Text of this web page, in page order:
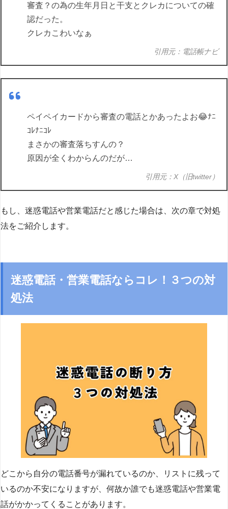
審査？の為の生年月日と干支とクレカについての確
認だった。
クレカこわいなぁ
引用元：電話帳ナビ
ペイペイカードから審査の電話とかあったよお😂ﾅﾆ
ｺﾚﾅﾆｺﾚ
まさかの審査落ちすんの？
原因が全くわからんのだが…
引用元：X（旧twitter）
もし、迷惑電話や営業電話だと感じた場合は、次の章で対処
法をご紹介します。
迷惑電話・営業電話ならコレ！３つの対
処法
どこから自分の電話番号が漏れているのか、リストに残って
いるのか不安になりますが、何故か誰でも迷惑電話や営業電
話がかかってくることがあります。